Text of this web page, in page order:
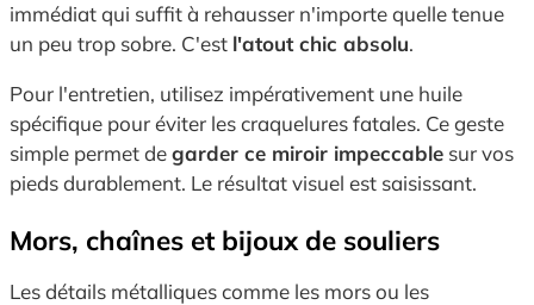
immédiat qui suffit à rehausser n'importe quelle tenue
un peu trop sobre. C'est l'atout chic absolu.
Pour l'entretien, utilisez impérativement une huile
spécifique pour éviter les craquelures fatales. Ce geste
simple permet degarder ce miroir impeccable sur vos
pieds durablement. Le résultat visuel est saisissant.
Mors, chaînes et bijoux de souliers
Les détails métalliques comme les mors ou les